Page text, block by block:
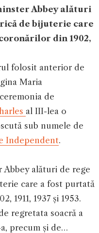
Abbey alături
de bijuterie care
din 1902,
folosit anterior de
Maria
de
al III-lea o
sub numele de
Independent.
Abbey alături de rege
care a fost purtată
1911, 1937 și 1953.
regretata soacră a
precum și de…